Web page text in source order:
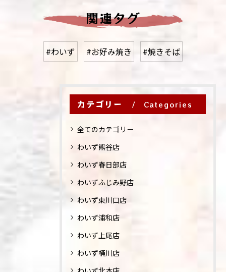
関連タグ
#わいず #お好み焼き #焼きそば
カテゴリー Categories
全てのカテゴリー
わいず熊谷店
わいず春日部店
わいずふじみ野店
わいず東川口店
わいず浦和店
わいず上尾店
わいず桶川店